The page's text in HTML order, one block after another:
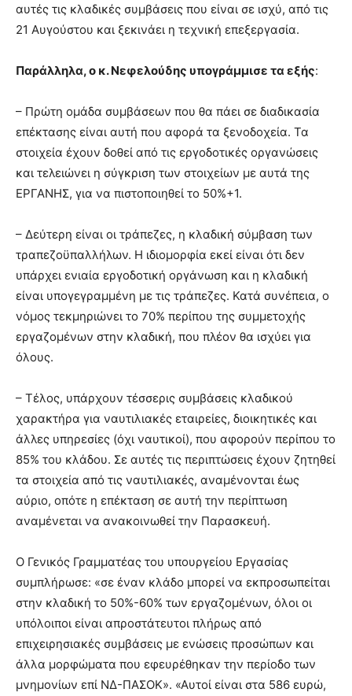
αυτές τις κλαδικές συμβάσεις που είναι σε ισχύ, από τις
21 Αυγούστου και ξεκινάει η τεχνική επεξεργασία.
Παράλληλα, ο κ. Νεφελούδης υπογράμμισε τα εξής:
– Πρώτη ομάδα συμβάσεων που θα πάει σε διαδικασία
επέκτασης είναι αυτή που αφορά τα ξενοδοχεία. Τα
στοιχεία έχουν δοθεί από τις εργοδοτικές οργανώσεις
και τελειώνει η σύγκριση των στοιχείων με αυτά της
ΕΡΓΑΝΗΣ, για να πιστοποιηθεί το 50%+1.
– Δεύτερη είναι οι τράπεζες, η κλαδική σύμβαση των
τραπεζοϋπαλλήλων. Η ιδιομορφία εκεί είναι ότι δεν
υπάρχει ενιαία εργοδοτική οργάνωση και η κλαδική
είναι υπογεγραμμένη με τις τράπεζες. Κατά συνέπεια, ο
νόμος τεκμηριώνει το 70% περίπου της συμμετοχής
εργαζομένων στην κλαδική, που πλέον θα ισχύει για
όλους.
– Τέλος, υπάρχουν τέσσερις συμβάσεις κλαδικού
χαρακτήρα για ναυτιλιακές εταιρείες, διοικητικές και
άλλες υπηρεσίες (όχι ναυτικοί), που αφορούν περίπου το
85% του κλάδου. Σε αυτές τις περιπτώσεις έχουν ζητηθεί
τα στοιχεία από τις ναυτιλιακές, αναμένονται έως
αύριο, οπότε η επέκταση σε αυτή την περίπτωση
αναμένεται να ανακοινωθεί την Παρασκευή.
Ο Γενικός Γραμματέας του υπουργείου Εργασίας
συμπλήρωσε: «σε έναν κλάδο μπορεί να εκπροσωπείται
στην κλαδική το 50%-60% των εργαζομένων, όλοι οι
υπόλοιποι είναι απροστάτευτοι πλήρως από
επιχειρησιακές συμβάσεις με ενώσεις προσώπων και
άλλα μορφώματα που εφευρέθηκαν την περίοδο των
μνημονίων επί ΝΔ-ΠΑΣΟΚ». «Αυτοί είναι στα 586 ευρώ,